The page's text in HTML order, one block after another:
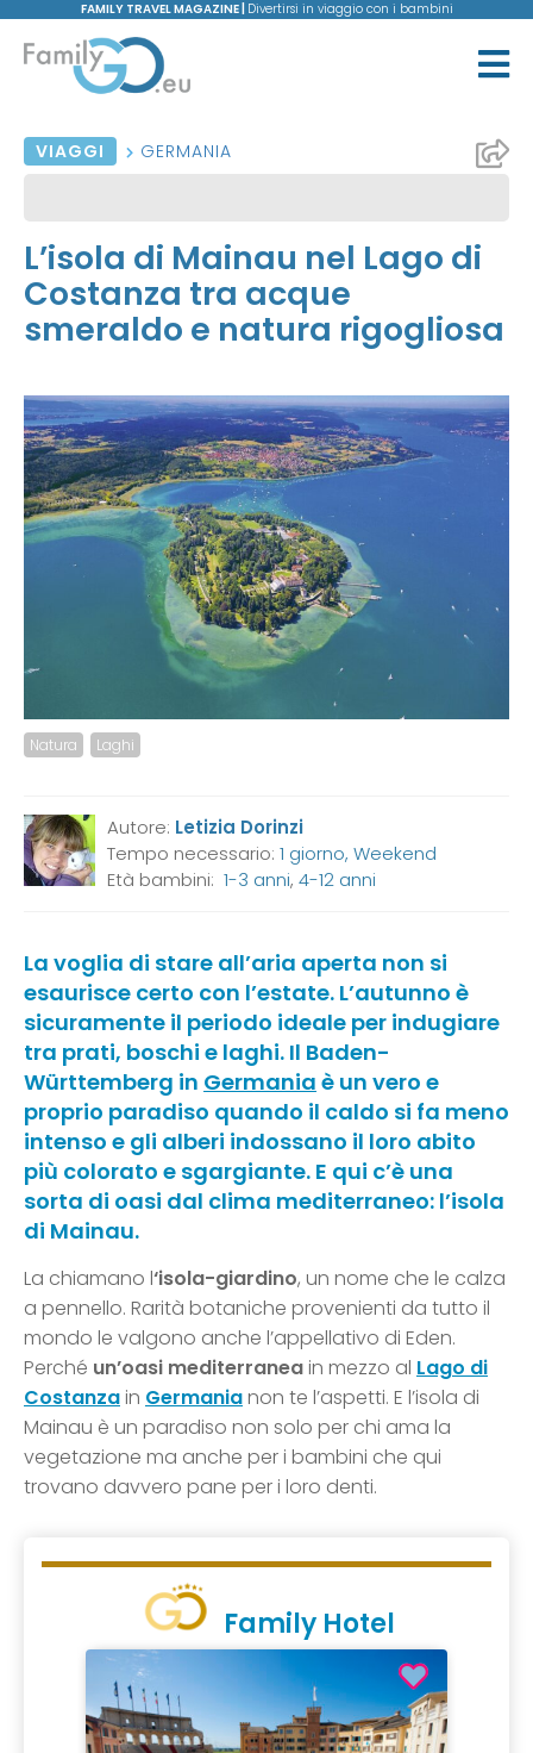
FAMILY TRAVEL MAGAZINE | Divertirsi in viaggio con i bambini
VIAGGI GERMANIA
L’isola di Mainau nel Lago di
Costanza tra acque
smeraldo e natura rigogliosa
Natura Laghi
Autore: Letizia Dorinzi
Tempo necessario: 1 giorno, Weekend
Età bambini: 1-3 anni, 4-12 anni
La voglia di stare all’aria aperta non si
esaurisce certo con l’estate. L’autunno è
sicuramente il periodo ideale per indugiare
tra prati, boschi e laghi. Il Baden-
Württemberg in Germania è un vero e
proprio paradiso quando il caldo si fa meno
intenso e gli alberi indossano il loro abito
più colorato e sgargiante. E qui c’è una
sorta di oasi dal clima mediterraneo: l’isola
di Mainau.
La chiamano l‘isola-giardino, un nome che le calza
a pennello. Rarità botaniche provenienti da tutto il
mondo le valgono anche l’appellativo di Eden.
Perché un’oasi mediterraneain mezzo al Lago di
Costanzain Germanianon te l’aspetti. E l’isola di
Mainau è un paradiso non solo per chi ama la
vegetazione ma anche per i bambini che qui
trovano davvero pane per i loro denti.
Family Hotel